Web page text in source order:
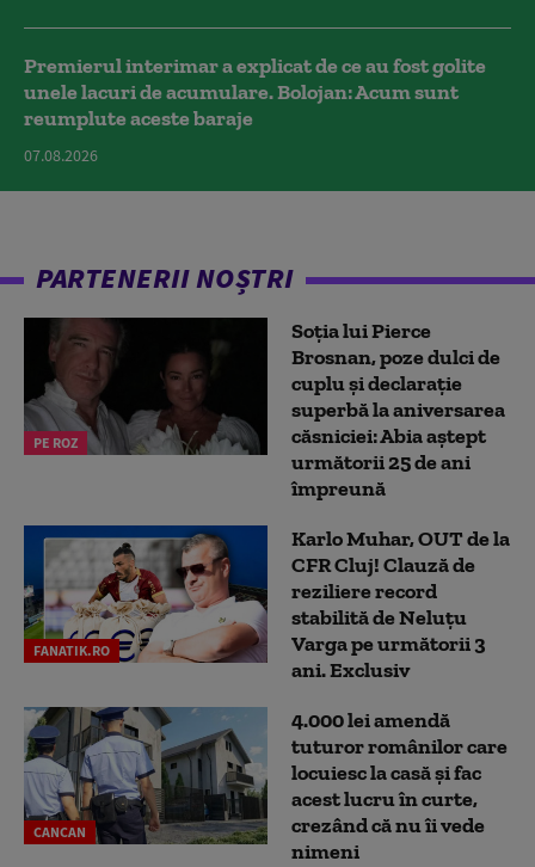
Premierul interimar a explicat de ce au fost golite
unele lacuri de acumulare. Bolojan: Acum sunt
reumplute aceste baraje
07.08.2026
PARTENERII NOȘTRI
PE ROZ
Soția lui Pierce
Brosnan, poze dulci de
cuplu și declarație
superbă la aniversarea
căsniciei: Abia aștept
următorii 25 de ani
împreună
FANATIK.RO
Karlo Muhar, OUT de la
CFR Cluj! Clauză de
reziliere record
stabilită de Neluțu
Varga pe următorii 3
ani. Exclusiv
CANCAN
4.000 lei amendă
tuturor românilor care
locuiesc la casă și fac
acest lucru în curte,
crezând că nu îi vede
nimeni